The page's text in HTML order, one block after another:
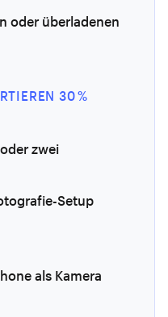
oder überladenen
30 %
zwei
Setup
als Kamera